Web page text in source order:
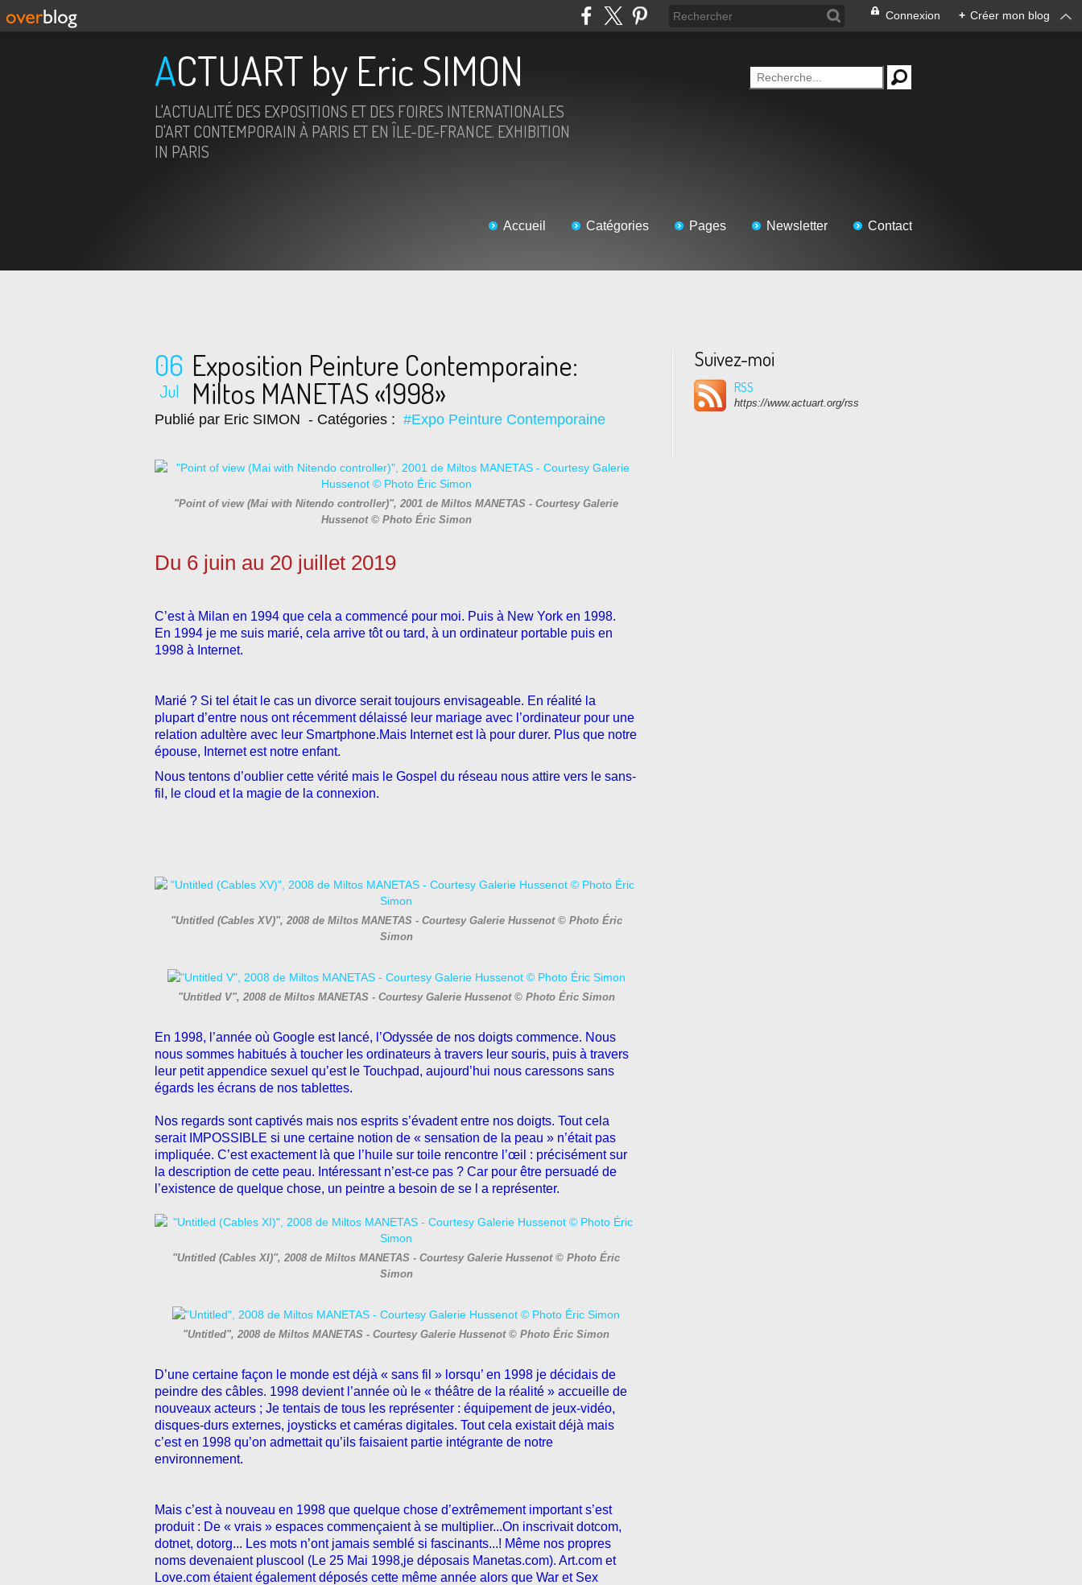
Connexion + Créer mon blog
ACTUART by Eric SIMON
L'ACTUALITÉ DES EXPOSITIONS ET DES FOIRES INTERNATIONALES
D'ART CONTEMPORAIN À PARIS ET EN ÎLE-DE-FRANCE. EXHIBITION
IN PARIS
Accueil Catégories Pages Newsletter Contact
06
Jul
Exposition Peinture Contemporaine:
Miltos MANETAS «1998»
Publié par Eric SIMON - Catégories : #Expo Peinture Contemporaine
"Point of view (Mai with Nitendo controller)", 2001 de Miltos MANETAS - Courtesy Galerie
Hussenot © Photo Éric Simon
Du 6 juin au 20 juillet 2019
C’est à Milan en 1994 que cela a commencé pour moi. Puis à New York en 1998.
En 1994 je me suis marié, cela arrive tôt ou tard, à un ordinateur portable puis en
1998 à Internet.
Marié ? Si tel était le cas un divorce serait toujours envisageable. En réalité la
plupart d’entre nous ont récemment délaissé leur mariage avec l’ordinateur pour une
relation adultère avec leur Smartphone.Mais Internet est là pour durer. Plus que notre
épouse, Internet est notre enfant.
Nous tentons d’oublier cette vérité mais le Gospel du réseau nous attire vers le sans-
fil, le cloud et la magie de la connexion.
"Untitled (Cables XV)", 2008 de Miltos MANETAS - Courtesy Galerie Hussenot © Photo Éric
Simon
"Untitled V", 2008 de Miltos MANETAS - Courtesy Galerie Hussenot © Photo Éric Simon
En 1998, l’année où Google est lancé, l’Odyssée de nos doigts commence. Nous
nous sommes habitués à toucher les ordinateurs à travers leur souris, puis à travers
leur petit appendice sexuel qu’est le Touchpad, aujourd’hui nous caressons sans
égards les écrans de nos tablettes.
Nos regards sont captivés mais nos esprits s’évadent entre nos doigts. Tout cela
serait IMPOSSIBLE si une certaine notion de « sensation de la peau » n’était pas
impliquée. C’est exactement là que l’huile sur toile rencontre l’œil : précisément sur
la description de cette peau. Intéressant n’est-ce pas ? Car pour être persuadé de
l’existence de quelque chose, un peintre a besoin de se l a représenter.
"Untitled (Cables XI)", 2008 de Miltos MANETAS - Courtesy Galerie Hussenot © Photo Éric
Simon
"Untitled", 2008 de Miltos MANETAS - Courtesy Galerie Hussenot © Photo Éric Simon
D’une certaine façon le monde est déjà « sans fil » lorsqu’ en 1998 je décidais de
peindre des câbles. 1998 devient l’année où le « théâtre de la réalité » accueille de
nouveaux acteurs ; Je tentais de tous les représenter : équipement de jeux-vidéo,
disques-durs externes, joysticks et caméras digitales. Tout cela existait déjà mais
c’est en 1998 qu’on admettait qu’ils faisaient partie intégrante de notre
environnement.
Mais c’est à nouveau en 1998 que quelque chose d’extrêmement important s’est
produit : De « vrais » espaces commençaient à se multiplier...On inscrivait dotcom,
dotnet, dotorg... Les mots n’ont jamais semblé si fascinants...! Même nos propres
noms devenaient pluscool (Le 25 Mai 1998,je déposais Manetas.com). Art.com et
Love.com étaient également déposés cette même année alors que War et Sex
Suivez-moi
RSS
https://www.actuart.org/rss